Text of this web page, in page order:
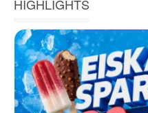
HIGHLIGHTS